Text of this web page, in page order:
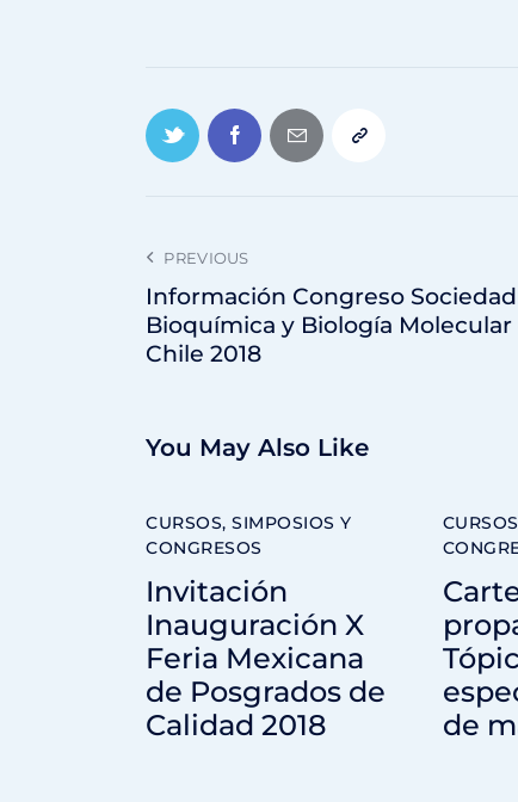
PREVIOUS
Información Congreso
Bioquímica y Biología Molecular
Chile 2018
You May Also Like
CURSOS, SIMPOSIOS Y
CONGRESOS
Invitación
Inauguración X
Feria Mexicana
de Posgrados de
Calidad 2018
de